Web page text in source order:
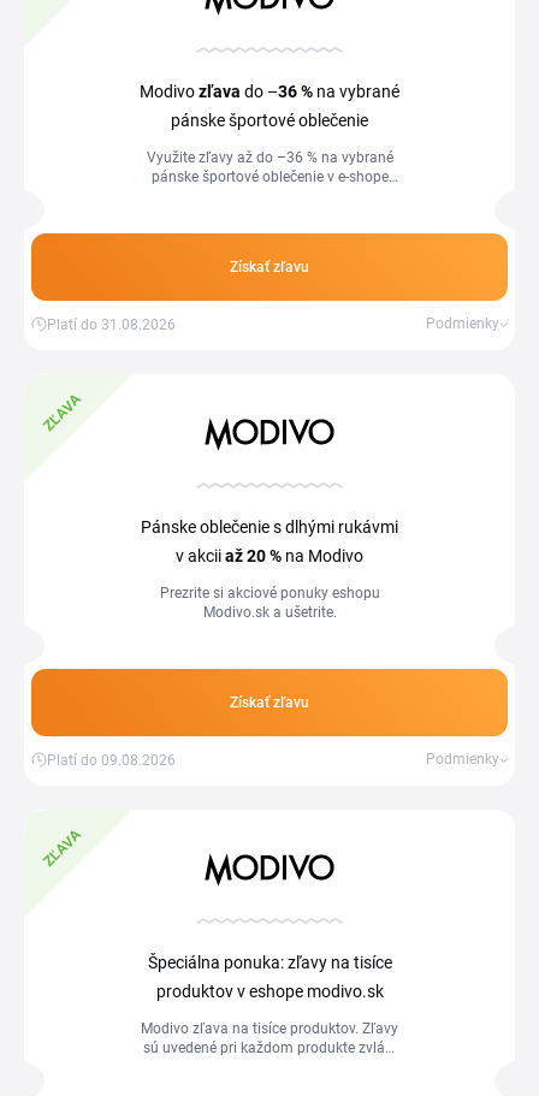
Modivozľava do –36 % na vybrané
pánske športové oblečenie
Využite zľavy až do –36 % na vybrané
pánske športové oblečenie v e-shope
Získať zľavu
Platí do 31.08.2026 Podmienky
ZĽAVA
Pánske oblečenie s dlhými rukávmi
v akciiaž 20 % na Modivo
Prezrite si akciové ponuky eshopu
Modivo.sk a ušetrite.
Získať zľavu
Platí do 09.08.2026 Podmienky
ZĽAVA
Špeciálna ponuka: zľavy na tisíce
produktov v eshope modivo.sk
Modivo zľava na tisíce produktov. Zľavy
sú uvedené pri každom produkte zvlášť